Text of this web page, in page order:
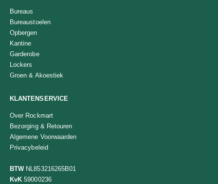
Bureaus
Bureaustoelen
Opbergen
Kantine
Garderobe
Lockers
Groen & Akoestiek
KLANTENSERVICE
Over Rockmart
Bezorging & Retouren
Algemene Voorwaarden
Privacybeleid
BTWNL853216265B01
KvK 59000236